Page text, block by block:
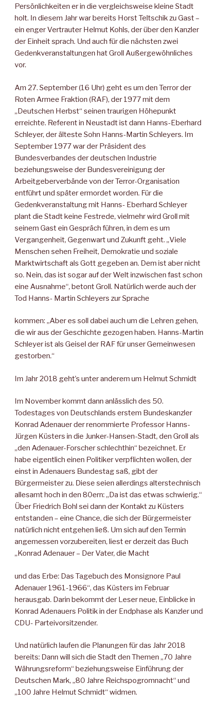
Persönlichkeiten er in die vergleichsweise kleine Stadt
holt. In diesem Jahr war bereits Horst Teltschik zu Gast –
ein enger Vertrauter Helmut Kohls, der über den Kanzler
der Einheit sprach. Und auch für die nächsten zwei
Gedenkveranstaltungen hat Groll Außergewöhnliches
vor.
Am 27. September (16 Uhr) geht es um den Terror der
Roten Armee Fraktion (RAF), der 1977 mit dem
„Deutschen Herbst“ seinen traurigen Höhepunkt
erreichte. Referent in Neustadt ist dann Hanns-Eberhard
Schleyer, der älteste Sohn Hanns-Martin Schleyers. Im
September 1977 war der Präsident des
Bundesverbandes der deutschen Industrie
beziehungsweise der Bundesvereinigung der
Arbeitgeberverbände von der Terror-Organisation
entführt und später ermordet worden. Für die
Gedenkveranstaltung mit Hanns- Eberhard Schleyer
plant die Stadt keine Festrede, vielmehr wird Groll mit
seinem Gast ein Gespräch führen, in dem es um
Vergangenheit, Gegenwart und Zukunft geht. „Viele
Menschen sehen Freiheit, Demokratie und soziale
Marktwirtschaft als Gott gegeben an. Dem ist aber nicht
so. Nein, das ist sogar auf der Welt inzwischen fast schon
eine Ausnahme“, betont Groll. Natürlich werde auch der
Tod Hanns- Martin Schleyers zur Sprache
kommen: „Aber es soll dabei auch um die Lehren gehen,
die wir aus der Geschichte gezogen haben. Hanns-Martin
Schleyer ist als Geisel der RAF für unser Gemeinwesen
gestorben.“
Im Jahr 2018 geht’s unter anderem um Helmut Schmidt
Im November kommt dann anlässlich des 50.
Todestages von Deutschlands erstem Bundeskanzler
Konrad Adenauer der renommierte Professor Hanns-
Jürgen Küsters in die Junker-Hansen-Stadt, den Groll als
„den Adenauer-Forscher schlechthin“ bezeichnet. Er
habe eigentlich einen Politiker verpflichten wollen, der
einst in Adenauers Bundestag saß, gibt der
Bürgermeister zu. Diese seien allerdings alterstechnisch
allesamt hoch in den 80ern: „Da ist das etwas schwierig.“
Über Friedrich Bohl sei dann der Kontakt zu Küsters
entstanden – eine Chance, die sich der Bürgermeister
natürlich nicht entgehen ließ. Um sich auf den Termin
angemessen vorzubereiten, liest er derzeit das Buch
„Konrad Adenauer – Der Vater, die Macht
und das Erbe: Das Tagebuch des Monsignore Paul
Adenauer 1961-1966“, das Küsters im Februar
herausgab. Darin bekommt der Leser neue, Einblicke in
Konrad Adenauers Politik in der Endphase als Kanzler und
CDU- Parteivorsitzender.
Und natürlich laufen die Planungen für das Jahr 2018
bereits: Dann will sich die Stadt den Themen „70 Jahre
Währungsreform“ beziehungsweise Einführung der
Deutschen Mark, „80 Jahre Reichspogromnacht“ und
„100 Jahre Helmut Schmidt“ widmen.